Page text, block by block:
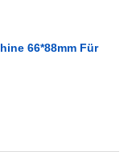
66*88mm Für